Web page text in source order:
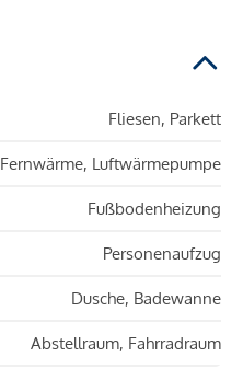
Fliesen, Parkett
Fernwärme, Luftwärmepumpe
Fußbodenheizung
Personenaufzug
Dusche, Badewanne
Abstellraum, Fahrradraum